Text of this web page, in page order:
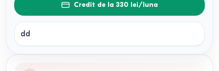
Credit de la 330 lei/luna
dd